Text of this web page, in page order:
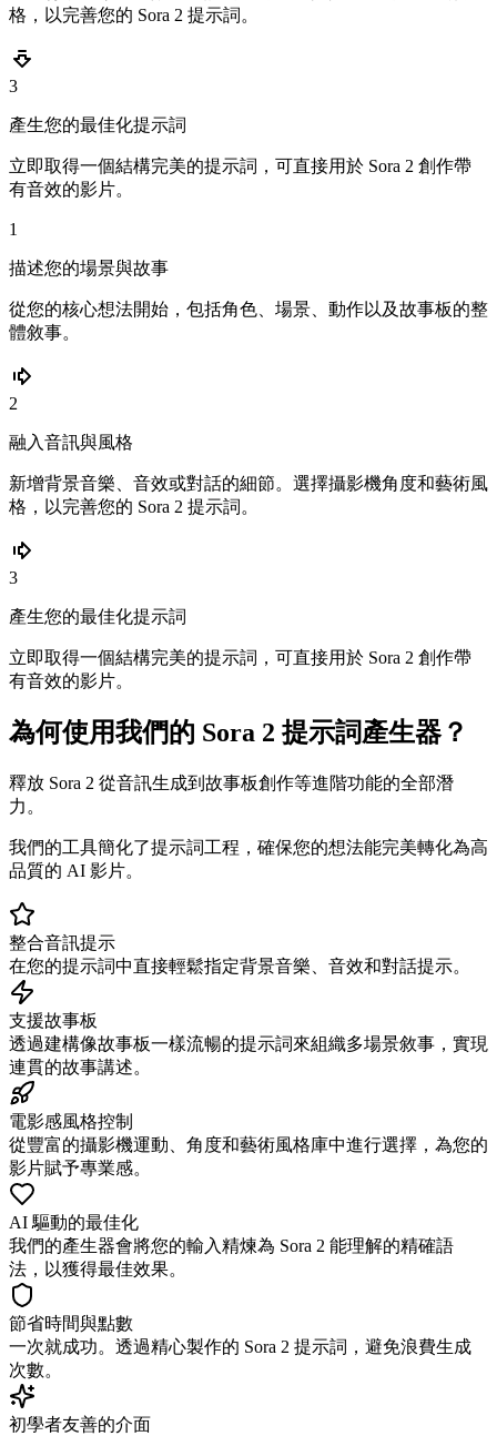
格，以完善您的 Sora 2 提示詞。
3
產生您的最佳化提示詞
立即取得一個結構完美的提示詞，可直接用於 Sora 2 創作帶
有音效的影片。
1
描述您的場景與故事
從您的核心想法開始，包括角色、場景、動作以及故事板的整
體敘事。
2
融入音訊與風格
新增背景音樂、音效或對話的細節。選擇攝影機角度和藝術風
格，以完善您的 Sora 2 提示詞。
3
產生您的最佳化提示詞
立即取得一個結構完美的提示詞，可直接用於 Sora 2 創作帶
有音效的影片。
為何使用我們的 Sora 2 提示詞產生器？
釋放 Sora 2 從音訊生成到故事板創作等進階功能的全部潛
力。
我們的工具簡化了提示詞工程，確保您的想法能完美轉化為高
品質的 AI 影片。
整合音訊提示
在您的提示詞中直接輕鬆指定背景音樂、音效和對話提示。
支援故事板
透過建構像故事板一樣流暢的提示詞來組織多場景敘事，實現
連貫的故事講述。
電影感風格控制
從豐富的攝影機運動、角度和藝術風格庫中進行選擇，為您的
影片賦予專業感。
AI 驅動的最佳化
我們的產生器會將您的輸入精煉為 Sora 2 能理解的精確語
法，以獲得最佳效果。
節省時間與點數
一次就成功。透過精心製作的 Sora 2 提示詞，避免浪費生成
次數。
初學者友善的介面